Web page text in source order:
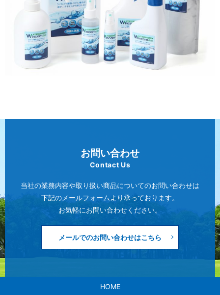
お問い合わせ
Contact Us
当社の業務内容や取り扱い商品についてのお問い合わせは
下記のメールフォームより承っております。
お気軽にお問い合わせください。
メールでのお問い合わせはこちら
HOME